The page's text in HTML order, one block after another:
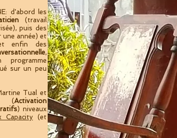
d'abord les
(travail
puis des
année) et
enfin des
,
programme
sur un peu
Tual et
(Activation
) niveaux
Capacity(et